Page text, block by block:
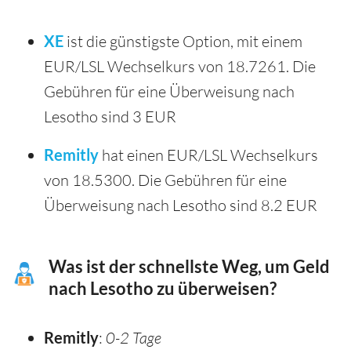
XE ist die günstigste Option, mit einem
EUR/LSL Wechselkurs von 18.7261. Die
Gebühren für eine Überweisung nach
Lesotho sind 3 EUR
Remitly hat einen EUR/LSL Wechselkurs
von 18.5300. Die Gebühren für eine
Überweisung nach Lesotho sind 8.2 EUR
Was ist der schnellste Weg, um Geld
nach Lesotho zu überweisen?
Remitly: 0-2 Tage